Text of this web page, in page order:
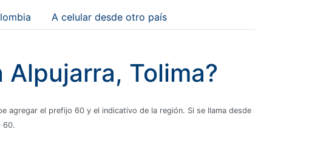
A celular desde otro país
Tolima?
agregar el prefijo 60 y el indicativo de la región. Si se llama desde
60.